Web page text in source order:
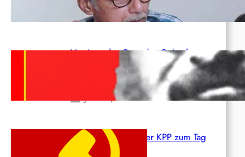
Juli 1, 2026
Vorsitzender Gonzalo: Gebt das
Leben für die Partei und die
Juni 19, 2026
Beschluss des ZK der KPP zum Tag
des Heldentums